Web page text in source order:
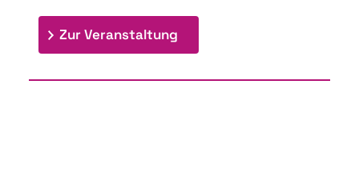
Zur Veranstaltung